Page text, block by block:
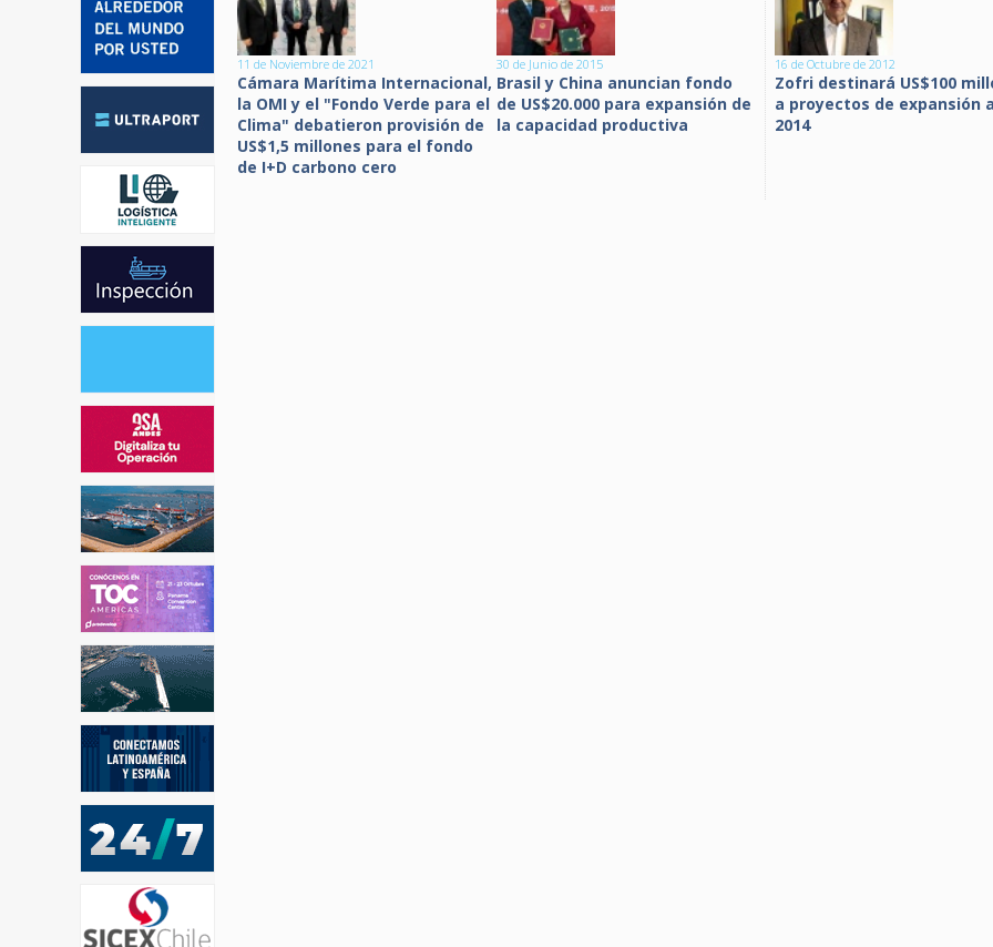
11 de Noviembre de 2021
Cámara Marítima Internacional,
la OMI y el "Fondo Verde para el
Clima" debatieron provisión de
US$1,5 millones para el fondo
de I+D carbono cero
30 de Junio de 2015
Brasil y China anuncian fondo
de US$20.000 para expansión de
la capacidad productiva
16 de Octubre de 2012
Zofri destinará US$100
a proyectos de expansión
2014